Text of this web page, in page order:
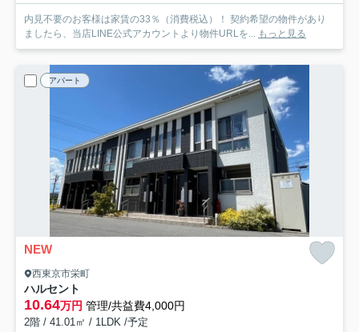
内見不要のお客様は家賃の33％（消費税込）！ 契約希望の物件があり
ましたら、当店LINE公式アカウントより物件URLを...
もっと見る
アパート
NEW
西東京市栄町
ハルセント
10.64万円 管理/共益費4,000円
2階 / 41.01㎡ / 1LDK /予定